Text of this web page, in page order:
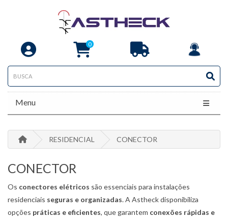
0
Menu
RESIDENCIAL CONECTOR
CONECTOR
Os conectores elétricos são essenciais para instalações
residenciais seguras e organizadas. A Astheck disponibiliza
opções práticas e eficientes, que garantem conexões rápidas e